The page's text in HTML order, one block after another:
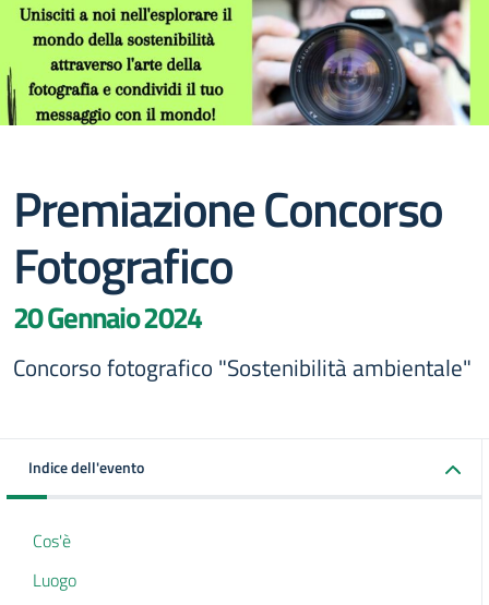
Premiazione Concorso
Fotografico
20 Gennaio 2024
Concorso fotografico "Sostenibilità ambientale"
Indice dell'evento
Cos'è
Luogo